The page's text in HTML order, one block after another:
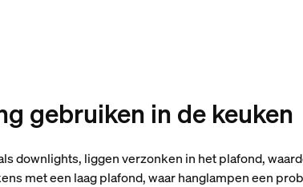
gebruiken in de keuken
downlights, liggen verzonken in het plafond,
met een laag plafond, waar hanglampen een